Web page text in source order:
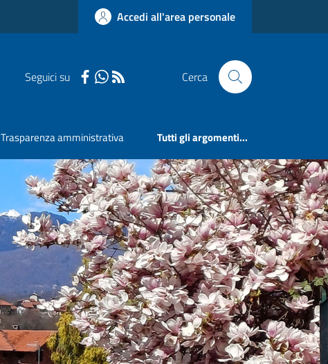
Accedi all'area personale
Seguici su Cerca
Trasparenza amministrativa Tutti gli argomenti...
Next